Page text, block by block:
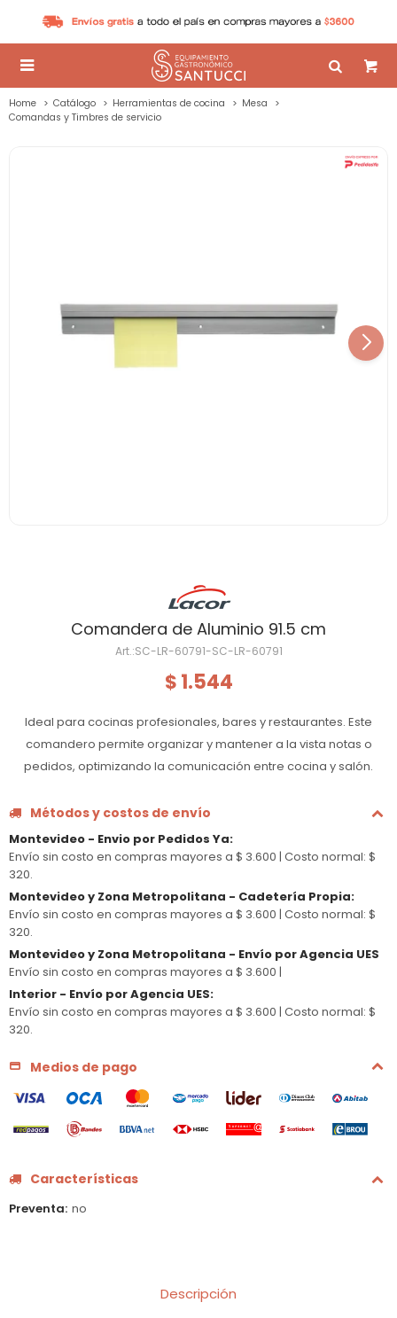

Home Catálogo Herramientas de cocina
Mesa
Comandas y Timbres de servicio
Comandera de Aluminio 91.5 cm
SC-LR-60791-SC-LR-60791
$ 1.544
Ideal para cocinas profesionales, bares y restaurantes. Este
comandero permite organizar y mantener a la vista notas o
pedidos, optimizando la comunicación entre cocina y salón.
Métodos y costos de envío
Montevideo - Envio por Pedidos Ya:
Envío sin costo en compras mayores a $ 3.600 | Costo normal: $
320.
Montevideo y Zona Metropolitana - Cadetería Propia:
Envío sin costo en compras mayores a $ 3.600 | Costo normal: $
320.
Montevideo y Zona Metropolitana - Envío por Agencia UES
Envío sin costo en compras mayores a $ 3.600 |
Interior - Envío por Agencia UES:
Envío sin costo en compras mayores a $ 3.600 | Costo normal: $
320.
Medios de pago
Características
Preventa no
Descripción